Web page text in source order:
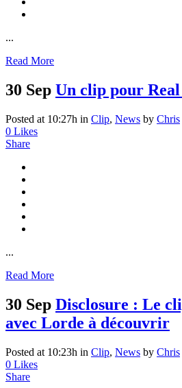
...
Read More
30 Sep Un clip pour
Posted at 10:27h in Clip, News by Chris
0 Likes
Share
...
Read More
30 Sep Disclosure : Le
avec Lorde à découvrir
Posted at 10:23h in Clip, News by Chris
0 Likes
Share